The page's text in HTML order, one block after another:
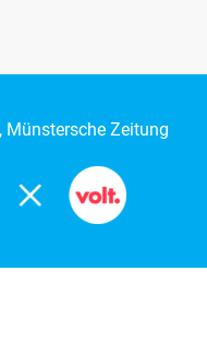
Münstersche Zeitung